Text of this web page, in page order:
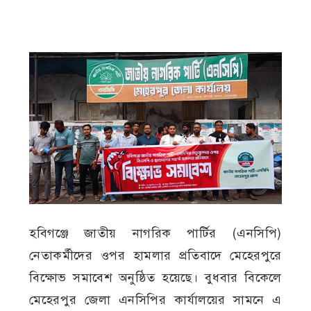
হবিগঞ্জে জাতীয় নাগরিক পার্টির (এনসিপি)
নেতাকর্মীদের ওপর হামলার প্রতিবাদে মেহেরপুরে
বিক্ষোভ সমাবেশ অনুষ্ঠিত হয়েছে। বুধবার বিকেলে
মেহেরপুর জেলা এনসিপির কার্যালয়ের সামনে এ